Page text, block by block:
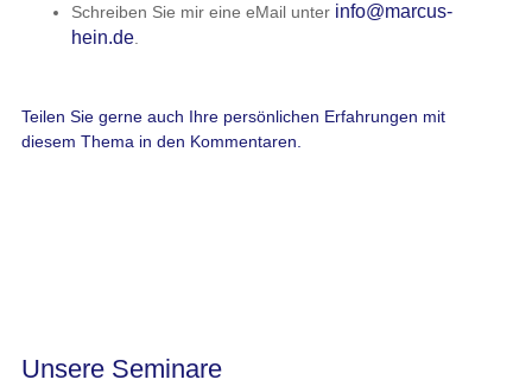
Schreiben Sie mir eine eMail unter info@marcus-
hein.de.
Teilen Sie gerne auch Ihre persönlichen Erfahrungen mit
diesem Thema in den Kommentaren.
Unsere Seminare